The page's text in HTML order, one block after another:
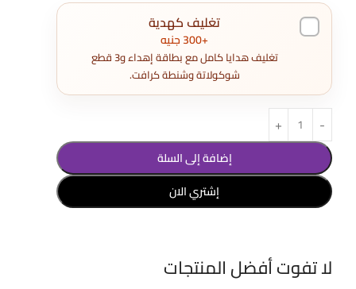
تغليف كهدية
+300 جنيه
تغليف هدايا كامل مع بطاقة إهداء و3 قطع
شوكولاتة وشنطة كرافت.
إضافة إلى السلة
إشتري الان
لا تفوت أفضل المنتجات